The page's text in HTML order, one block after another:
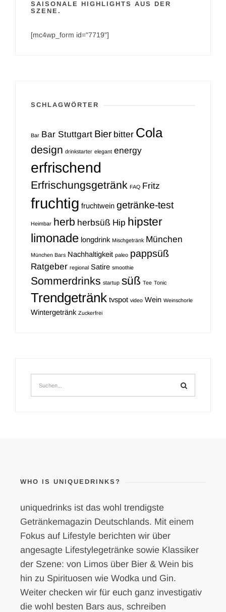
SAISONALE HIGHLIGHTS AUS DER
SZENE.
[mc4wp_form id="7719"]
SCHLAGWÖRTER
Bar Bar Stuttgart Bier bitter Cola
design drinkstarter elegant energy
erfrischend
Erfrischungsgetränk FAQ Fritz
fruchtig fruchtwein getränke-test
Heimbar herb herbsüß Hip hipster
limonade longdrink Mischgetränk München
München Bars Nachhaltigkeit paleo pappsüß
Ratgeber regional Satire smoothie
Sommerdrinks startup süß Tee Tonic
Trendgetränk tvspot video Wein Weinschorle
Wintergetränk Zuckerfrei
WHO IS UNIQUEDRINKS?
uniquedrinks ist das wohl trendigste
Getränkemagazin Deutschlands. Mit einem
Fokus auf Lifestyle berichten wir über
angesagte Lifestylegetränke sowie Klassiker
der Szene: von Limos über Bier & Wein bis
hin zu Spirituosen wie Wodka und Gin.
Weiter checken wir für euch ganz investigativ
die wohl besten Bars aus, schreiben